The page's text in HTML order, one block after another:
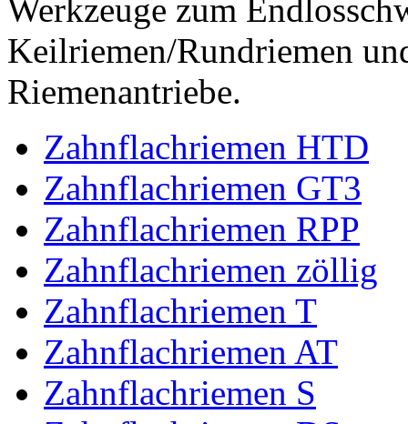
Werkzeuge zum
Keilriemen/Rundriemen
Riemenantriebe.
Zahnflachriemen HTD
Zahnflachriemen GT3
Zahnflachriemen RPP
Zahnflachriemen zöllig
Zahnflachriemen T
Zahnflachriemen AT
Zahnflachriemen S